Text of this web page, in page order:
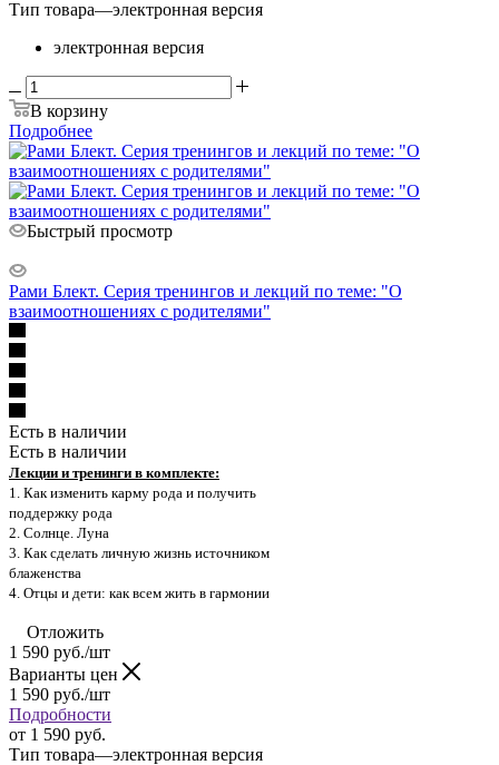
Тип товара—электронная версия
электронная версия
В корзину
Подробнее
Быстрый просмотр
Рами Блект. Серия тренингов и лекций по теме: "О
взаимоотношениях с родителями"
Есть в наличии
Есть в наличии
Лекции и тренинги в комплекте:
1. Как изменить карму рода и получить
поддержку рода
2. Солнце. Луна
3. Как сделать личную жизнь источником
блаженства
4. Отцы и дети: как всем жить в гармонии
Отложить
1 590 руб./шт
Варианты цен
1 590 руб./шт
Подробности
от 1 590 руб.
Тип товара—электронная версия